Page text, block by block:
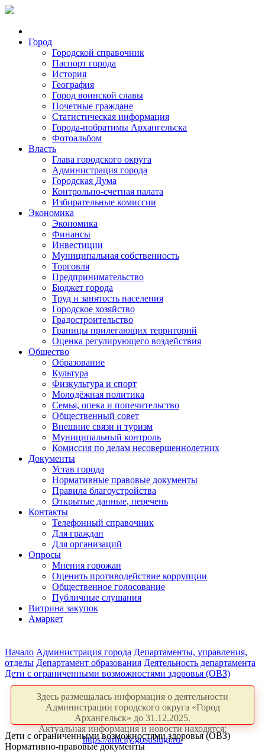
Город
Городской справочник
Паспорт города
История
География
Город воинской славы
Почетные граждане
Статистическая информация
Города-побратимы Архангельска
Фотоальбом
Власть
Глава городского округа
Администрация города
Городская Дума
Контрольно-счетная палата
Избирательные комиссии
Экономика
Экономика
Финансы
Инвестиции
Муниципальная собственность
Торговля
Предпринимательство
Бюджет города
Труд и занятость населения
Городское хозяйство
Градостроительство
Границы прилегающих территорий
Оценка регулирующего воздействия
Общество
Образование
Культура
Физкультура и спорт
Молодёжная политика
Семья, опека и попечительство
Общественный совет
Внешние связи и туризм
Муниципальный контроль
Комиссия по делам несовершеннолетних
Документы
Устав города
Нормативные правовые документы
Правила благоустройства
Открытые данные, перечень
Контакты
Телефонный справочник
Для граждан
Для организаций
Опросы
Мнения горожан
Оценить противодействие коррупции
Общественное голосование
Публичные слушания
Витрина закупок
Амаркет
Начало Администрация города Департаменты, управления,
отделы Департамент образования Деятельность департамента
Дети с ограниченными возможностями здоровья (ОВЗ)
Здесь размещалась информация о деятельности
Администрации городского округа «Город
Архангельск» до 31.12.2025.
Актуальная информация и новости находятся:
https://arhcity.gosuslugi.ru/
Дети с ограниченными возможностями здоровья (ОВЗ)
Нормативно-правовые документы